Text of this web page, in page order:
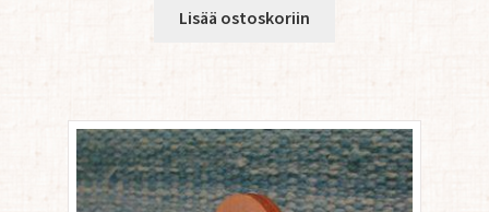
Lisää ostoskoriin